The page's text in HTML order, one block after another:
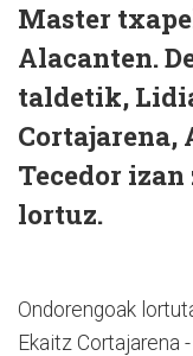
Master
Alacanten.
taldetik,
Cortajarena,
Tecedor
lortuz.
Ondorengoak
Ekaitz Cortajarena